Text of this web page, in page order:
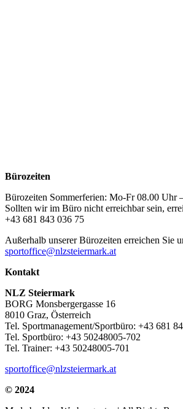
Bürozeiten
Bürozeiten Sommerferien: Mo-Fr 08.00 Uhr
Sollten wir im Büro nicht erreichbar sein,
+43 681 843 036 75
Außerhalb unserer Bürozeiten erreichen Sie
sportoffice@nlzsteiermark.at
Kontakt
NLZ Steiermark
BORG Monsbergergasse 16
8010 Graz, Österreich
Tel. Sportmanagement/Sportbüro: +43 681
Tel. Sportbüro: +43 50248005-702
Tel. Trainer: +43 50248005-701
sportoffice@nlzsteiermark.at
© 2024